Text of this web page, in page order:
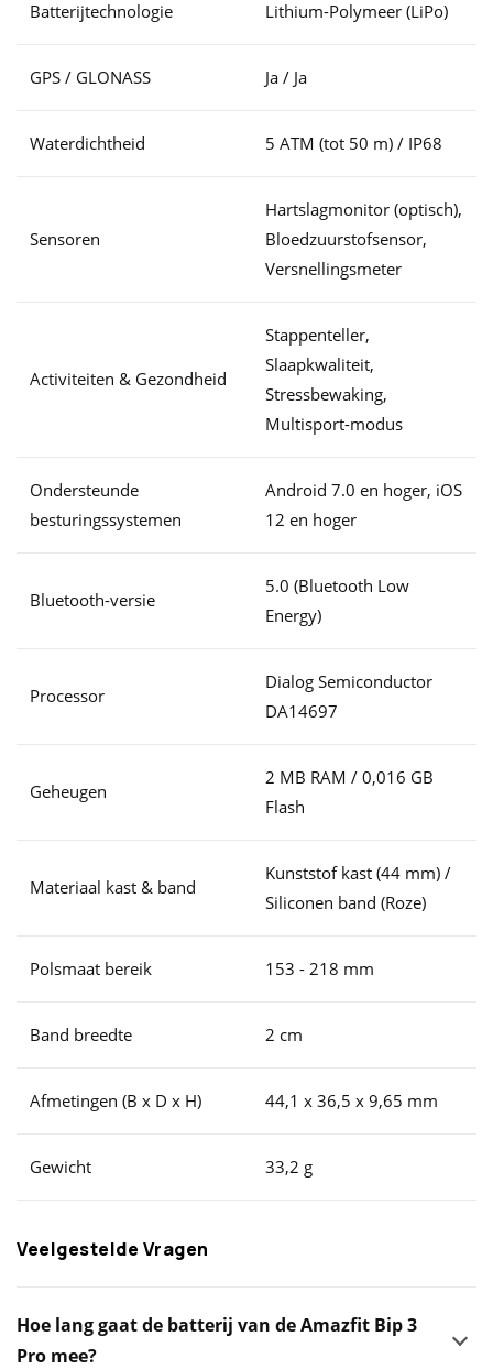
Batterijtechnologie Lithium-Polymeer (LiPo)
GPS / GLONASS Ja / Ja
Waterdichtheid 5 ATM (tot 50 m) / IP68
Sensoren
Hartslagmonitor (optisch),
Bloedzuurstofsensor,
Versnellingsmeter
Activiteiten & Gezondheid
Stappenteller,
Slaapkwaliteit,
Stressbewaking,
Multisport-modus
Ondersteunde
besturingssystemen
Android 7.0 en hoger, iOS
12 en hoger
Bluetooth-versie
5.0 (Bluetooth Low
Energy)
Processor
Dialog Semiconductor
DA14697
Geheugen
2 MB RAM / 0,016 GB
Flash
Materiaal kast & band
Kunststof kast (44 mm) /
Siliconen band (Roze)
Polsmaat bereik 153 - 218 mm
Band breedte 2 cm
Afmetingen (B x D x H) 44,1 x 36,5 x 9,65 mm
Gewicht 33,2 g
Veelgestelde Vragen
Hoe lang gaat de batterij van de Amazfit Bip 3
Pro mee?